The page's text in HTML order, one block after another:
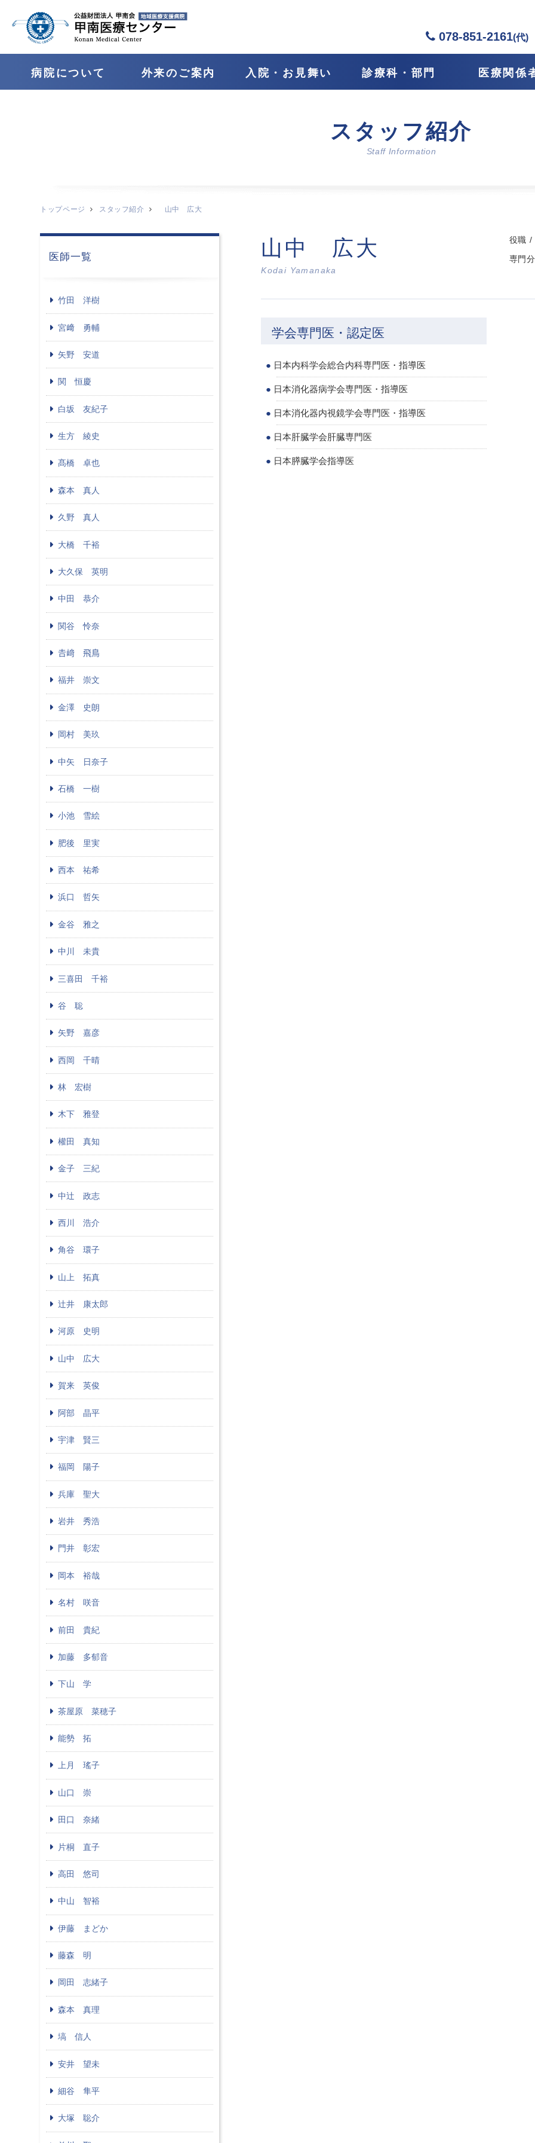
078-851-2161(代)
病院について 外来のご案内 ⼊院・お見舞い 診療科・部門 医療関係
スタッフ紹介
Staff Information
トップページ スタッフ紹介 山中 広大
山中 広大
Kodai Yamanaka
役職 /
専門
学会専門医・認定医
日本内科学会総合内科専門医・指導医
日本消化器病学会専門医・指導医
日本消化器内視鏡学会専門医・指導医
日本肝臓学会肝臓専門医
日本膵臓学会指導医
医師一覧
竹田 洋樹
宮﨑 勇輔
矢野 安道
関 恒慶
白坂 友紀子
生方 綾史
髙橋 卓也
森本 真人
久野 真人
大橋 千裕
大久保 英明
中田 恭介
関谷 怜奈
𠮷﨑 飛鳥
福井 崇文
金澤 史朗
岡村 美玖
中矢 日奈子
石橋 一樹
小池 雪絵
肥後 里実
西本 祐希
浜口 哲矢
金谷 雅之
中川 未貴
三喜田 千裕
谷 聡
矢野 嘉彦
西岡 千晴
林 宏樹
木下 雅登
權田 真知
金子 三紀
中辻 政志
西川 浩介
角谷 環子
山上 拓真
辻井 康太郎
河原 史明
山中 広大
賀来 英俊
阿部 晶平
宇津 賢三
福岡 陽子
兵庫 聖大
岩井 秀浩
門井 彰宏
岡本 裕哉
名村 咲音
前田 貴紀
加藤 多郁音
下山 学
茶屋原 菜穂子
能勢 拓
上月 瑤子
山口 崇
田口 奈緒
片桐 直子
高田 悠司
中山 智裕
伊藤 まどか
藤森 明
岡田 志緒子
森本 真理
塙 信人
安井 望未
細谷 隼平
大塚 聡介